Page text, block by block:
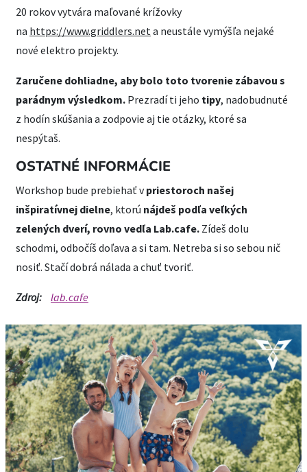
20 rokov vytvára maľované krížovky
na https://www.griddlers.neta neustále vymýšľa nejaké
nové elektro projekty.
Zaručene dohliadne, aby bolo toto tvorenie zábavou s
parádnym výsledkom. Prezradí ti jeho tipy, nadobudnuté
z hodín skúšania a zodpovie aj tie otázky, ktoré sa
nespýtaš.
OSTATNÉ INFORMÁCIE
Workshop bude prebiehať vpriestoroch našej
inšpiratívnej dielne, ktorú nájdeš podľa veľkých
zelených dverí, rovno vedľa Lab.cafe. Zídeš dolu
schodmi, odbočíš doľava a si tam. Netreba si so sebou nič
nosiť. Stačí dobrá nálada a chuť tvoriť.
Zdroj: lab.cafe